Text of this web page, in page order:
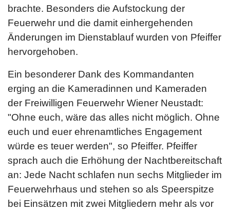
brachte. Besonders die Aufstockung der
Feuerwehr und die damit einhergehenden
Änderungen im Dienstablauf wurden von Pfeiffer
hervorgehoben.
Ein besonderer Dank des Kommandanten
erging an die Kameradinnen und Kameraden
der Freiwilligen Feuerwehr Wiener Neustadt:
"Ohne euch, wäre das alles nicht möglich. Ohne
euch und euer ehrenamtliches Engagement
würde es teuer werden", so Pfeiffer. Pfeiffer
sprach auch die Erhöhung der Nachtbereitschaft
an: Jede Nacht schlafen nun sechs Mitglieder im
Feuerwehrhaus und stehen so als Speerspitze
bei Einsätzen mit zwei Mitgliedern mehr als vor